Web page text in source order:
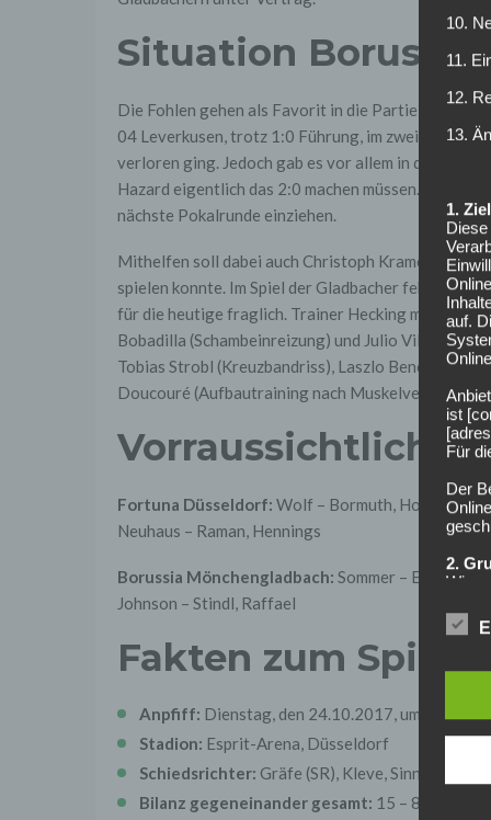
Situation Borussia
Die Fohlen gehen als Favorit in die Partie und sind
04 Leverkusen, trotz 1:0 Führung, im zweiten
verloren ging. Jedoch gab es vor allem in der
Hazard eigentlich das 2:0 machen müssen. An
nächste Pokalrunde einziehen.
Mithelfen soll dabei auch Christoph Kramer, der
spielen konnte. Im Spiel der Gladbacher fehlte er
für die heutige fraglich. Trainer Hecking möchte
Bobadilla (Schambeinreizung) und Julio Villalba
Tobias Strobl (Kreuzbandriss), Laszlo Benes
Doucouré (Aufbautraining nach Muskelverletzung).
Vorraussichtliche
Fortuna Düsseldorf: Wolf – Bormuth, Hoffmann,
Neuhaus – Raman, Hennings
Borussia Mönchengladbach: Sommer – Elvedi,
Johnson – Stindl, Raffael
Fakten zum Spiel:
Anpfiff: Dienstag, den 24.10.2017, um 18:30
Stadion: Esprit-Arena, Düsseldorf
Schiedsrichter: Gräfe (SR), Kleve, Sinn (SRA),
Bilanz gegeneinander gesamt: 15 – 8 – 21 bei
10.
11.
12.
13.
1.
auf.
ist
Für
Der
2.
Wir
der